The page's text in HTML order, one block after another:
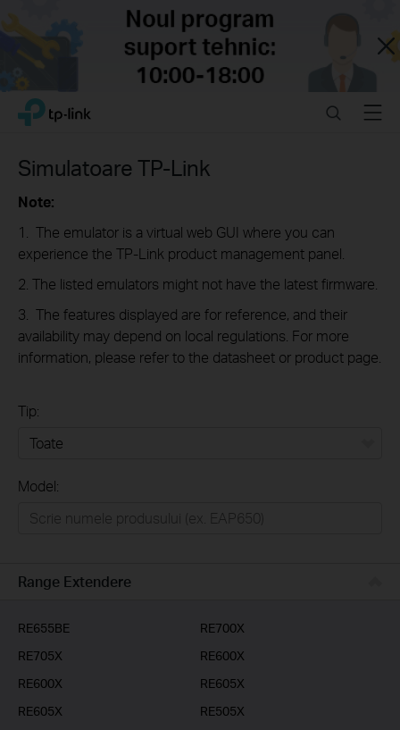
Close
Click
navigation
TP-Link, Reliably Smart SearchMenu
Simulatoare TP-Link
Note:
1. The emulator is a virtual web GUI where you can
experience the TP-Link product management panel.
2. The listed emulators might not have the latest firmware.
3. The features displayed are for reference, and their
availability may depend on local regulations. For more
information, please refer to the datasheet or product page.
Tip:
Business
Model:
Range Extendere
RE655BE
RE700X
RE705X
RE600X
RE600X
RE605X
RE605X
RE505X